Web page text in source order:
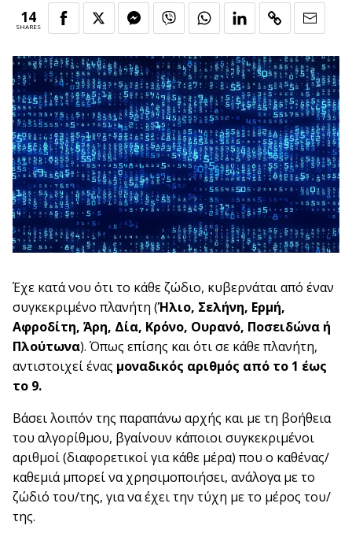
14
SHARES
Έχε κατά νου ότι το κάθε ζώδιο, κυβερνάται από έναν
συγκεκριμένο πλανήτη (Ήλιο, Σελήνη, Ερμή,
Αφροδίτη, Άρη, Δία, Κρόνο, Ουρανό, Ποσειδώνα ή
Πλούτωνα). Όπως επίσης και ότι σε κάθε πλανήτη,
αντιστοιχεί ένας μοναδικός αριθμός από το 1 έως
το 9.
Βάσει λοιπόν της παραπάνω αρχής και με τη βοήθεια
του αλγορίθμου, βγαίνουν κάποιοι συγκεκριμένοι
αριθμοί (διαφορετικοί για κάθε μέρα) που ο καθένας/
καθεμιά μπορεί να χρησιμοποιήσει, ανάλογα με το
ζώδιό του/της, για να έχει την τύχη με το μέρος του/
της.